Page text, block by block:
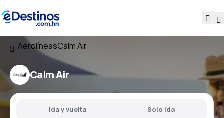
AerolíneasCalm Air
Calm Air
Ida y vuelta Solo ida